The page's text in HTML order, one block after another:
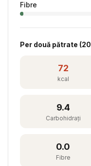
Fibre
Per două pătrate (20
72
kcal
9.4
Carbohidrați
0.0
Fibre